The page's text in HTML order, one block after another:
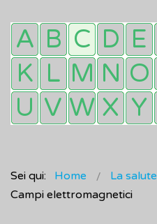
Sei qui: Home La
Campi elettromagnetici